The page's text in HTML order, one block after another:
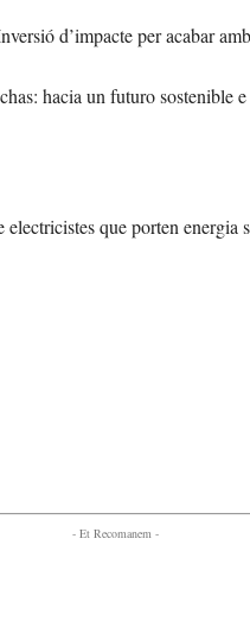
d’impacte per acabar
hacia un futuro sostenible
que porten energia
- Et Recomanem -